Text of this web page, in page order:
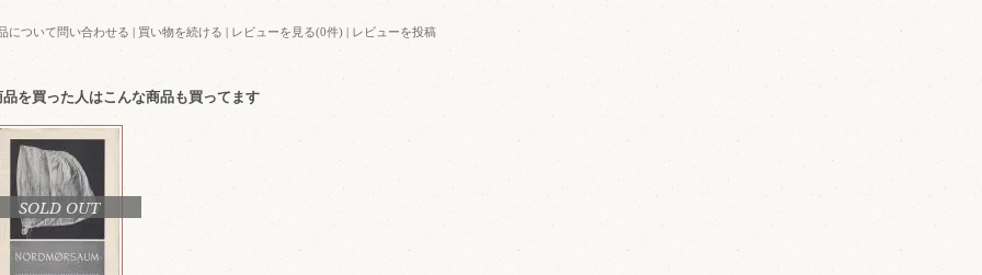
について問い合わせる | 買い物を続ける | レビューを見る(0件) | レビューを投稿
品を買った人はこんな商品も買ってます
SOLD OUT